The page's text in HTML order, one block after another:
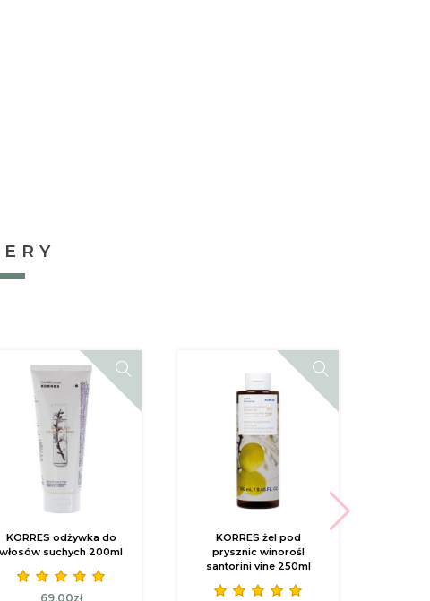
KORRES odżywka do
włosów suchych 200ml
69.00zł
KORRES żel pod
prysznic winorośl
santorini vine 250ml